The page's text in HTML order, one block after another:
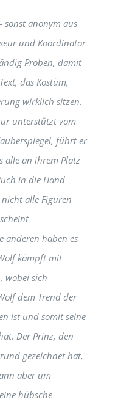
sonst anonym aus
und Koordinator
Proben, damit
das Kostüm,
wirklich sitzen.
unterstützt vom
führt er
alle an ihrem Platz
in die Hand
alle Figuren
anderen haben es
kämpft mit
wobei sich
dem Trend der
ist und somit seine
Der Prinz, den
gezeichnet hat,
aber um
hübsche